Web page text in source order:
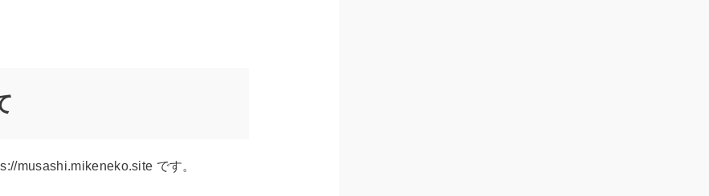
musashi.mikeneko.site です。